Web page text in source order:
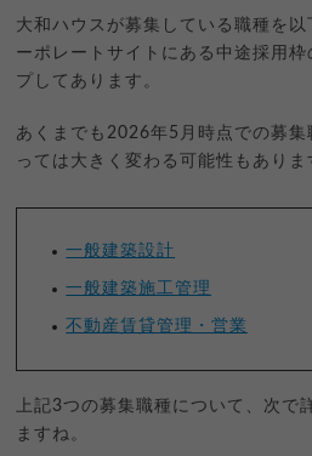
大和ハウスが募集している職種を以
ーポレートサイトにある中途採用
プしてあります。
あくまでも2026年5月時点での募集
っては大きく変わる可能性もありま
一般建築設計
一般建築施工管理
不動産賃貸管理・営業
上記3つの募集職種について、次で
ますね。